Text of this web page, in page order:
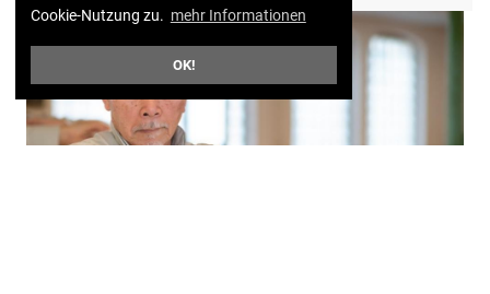
Cookie-Nutzung zu. mehr Informationen
OK!